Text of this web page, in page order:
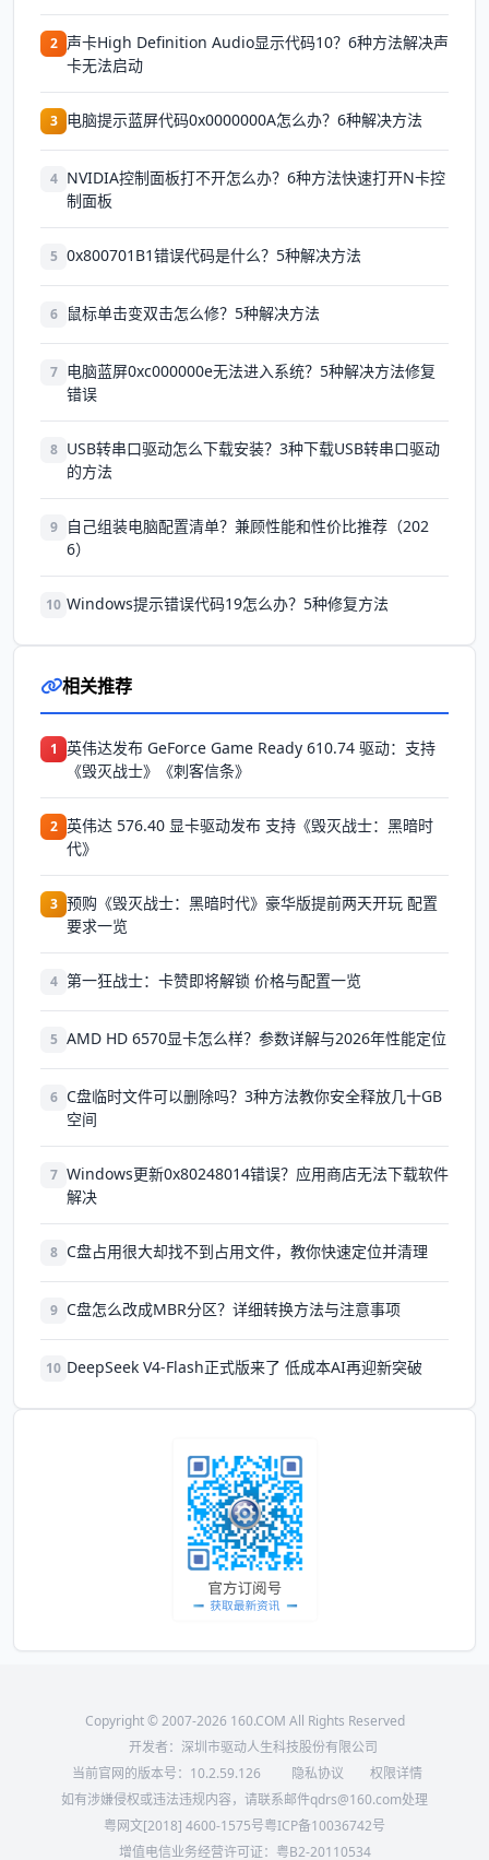
2 声卡High Definition Audio显示代码10？6种方法解决声
卡无法启动
3 电脑提示蓝屏代码0x0000000A怎么办？6种解决方法
4 NVIDIA控制面板打不开怎么办？6种方法快速打开N卡控
制面板
5 0x800701B1错误代码是什么？5种解决方法
6 鼠标单击变双击怎么修？5种解决方法
7 电脑蓝屏0xc000000e无法进入系统？5种解决方法修复
错误
8 USB转串口驱动怎么下载安装？3种下载USB转串口驱动
的方法
9
自己组装电脑配置清单？兼顾性能和性价比推荐（202
6）
10 Windows提示错误代码19怎么办？5种修复方法
相关推荐
1 英伟达发布 GeForce Game Ready 610.74 驱动：支持
《毁灭战士》《刺客信条》
2 英伟达 576.40 显卡驱动发布 支持《毁灭战士：黑暗时
代》
3 预购《毁灭战士：黑暗时代》豪华版提前两天开玩 配置
要求一览
4 第一狂战士：卡赞即将解锁 价格与配置一览
5 AMD HD 6570显卡怎么样？参数详解与2026年性能定位
6 C盘临时文件可以删除吗？3种方法教你安全释放几十GB
空间
7 Windows更新0x80248014错误？应用商店无法下载软件
解决
8 C盘占用很大却找不到占用文件，教你快速定位并清理
9 C盘怎么改成MBR分区？详细转换方法与注意事项
10 DeepSeek V4-Flash正式版来了 低成本AI再迎新突破
Copyright © 2007-2026 160.COM All Rights Reserved
开发者：深圳市驱动人生科技股份有限公司
当前官网的版本号： 10.2.59.126 隐私协议
权限详情
如有涉嫌侵权或违法违规内容，请联系邮件qdrs@160.com处理
粤网文[2018] 4600-1575号粤ICP备10036742号
增值电信业务经营许可证：粤B2-20110534